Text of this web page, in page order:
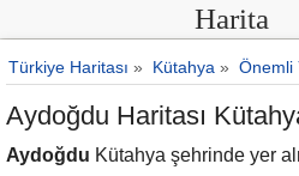
Harita
Türkiye Haritası » Kütahya » Önemli
Aydoğdu Haritası
Aydoğdu Kütahya şehrinde yer